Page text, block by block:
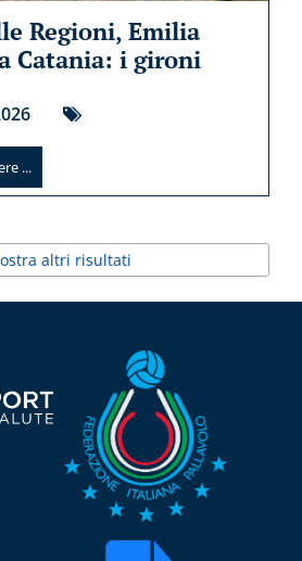
Regioni, Emilia
Catania: i gironi
...
altri risultati